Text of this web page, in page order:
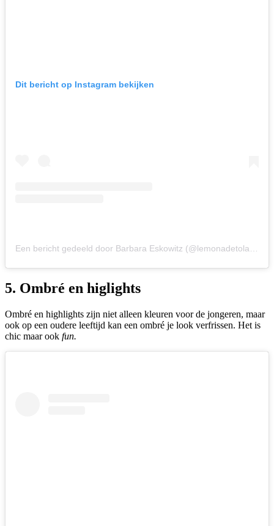
Dit bericht op Instagram bekijken
5. Ombré en higlights
Ombré en highlights zijn niet alleen kleuren voor de jongeren, maar
ook op een oudere leeftijd kan een ombré je look verfrissen. Het is
chic maar ook fun.